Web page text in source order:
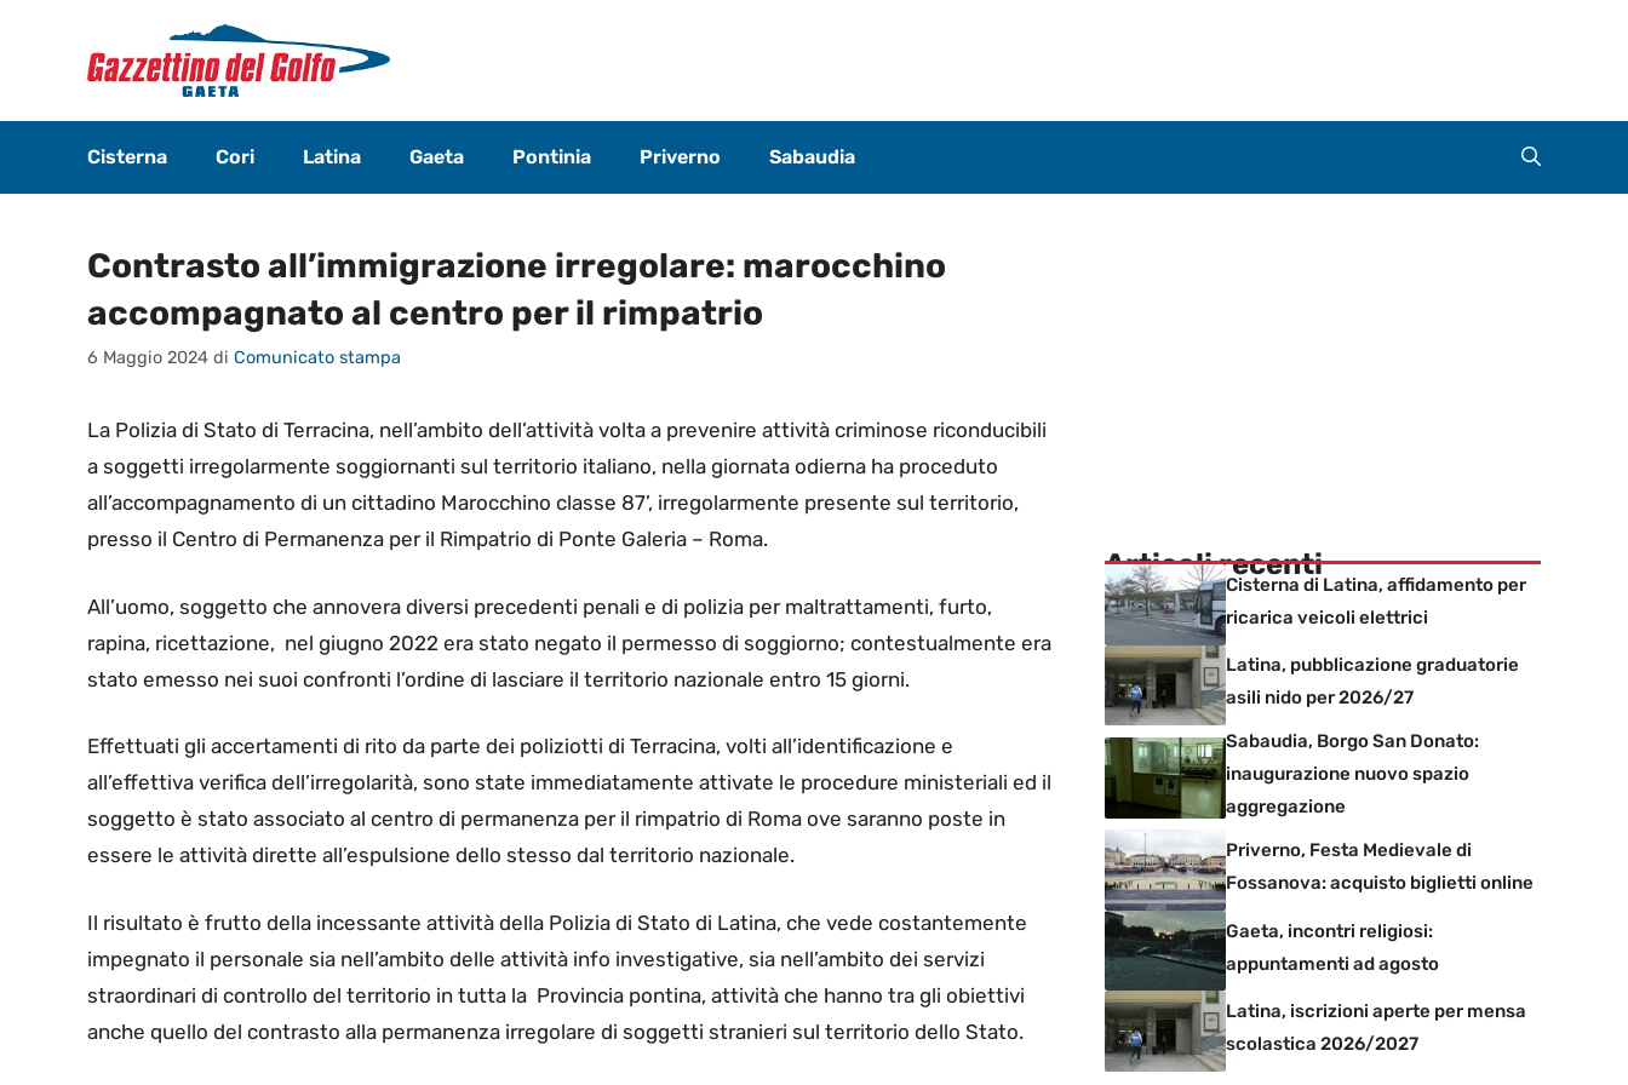
contenuto
Cisterna Cori Latina Gaeta Pontinia Priverno Sabaudia
Contrasto all’immigrazione irregolare: marocchino
accompagnato al centro per il rimpatrio
6 Maggio 2024 di Comunicato stampa
La Polizia di Stato di Terracina, nell’ambito dell’attività volta a prevenire attività criminose riconducibili
a soggetti irregolarmente soggiornanti sul territorio italiano, nella giornata odierna ha proceduto
all’accompagnamento di un cittadino Marocchino classe 87’, irregolarmente presente sul territorio,
presso il Centro di Permanenza per il Rimpatrio di Ponte Galeria – Roma.
All’uomo, soggetto che annovera diversi precedenti penali e di polizia per maltrattamenti, furto,
rapina, ricettazione, nel giugno 2022 era stato negato il permesso di soggiorno; contestualmente era
stato emesso nei suoi confronti l’ordine di lasciare il territorio nazionale entro 15 giorni.
Effettuati gli accertamenti di rito da parte dei poliziotti di Terracina, volti all’identificazione e
all’effettiva verifica dell’irregolarità, sono state immediatamente attivate le procedure ministeriali ed il
soggetto è stato associato al centro di permanenza per il rimpatrio di Roma ove saranno poste in
essere le attività dirette all’espulsione dello stesso dal territorio nazionale.
Il risultato è frutto della incessante attività della Polizia di Stato di Latina, che vede costantemente
impegnato il personale sia nell’ambito delle attività info investigative, sia nell’ambito dei servizi
straordinari di controllo del territorio in tutta la Provincia pontina, attività che hanno tra gli obiettivi
anche quello del contrasto alla permanenza irregolare di soggetti stranieri sul territorio dello Stato.
Articoli recenti
Cisterna di Latina, affidamento per
ricarica veicoli elettrici
Latina, pubblicazione graduatorie
asili nido per 2026/27
Sabaudia, Borgo San Donato:
inaugurazione nuovo spazio
aggregazione
Priverno, Festa Medievale di
Fossanova: acquisto biglietti online
Gaeta, incontri religiosi:
appuntamenti ad agosto
Latina, iscrizioni aperte per mensa
scolastica 2026/2027